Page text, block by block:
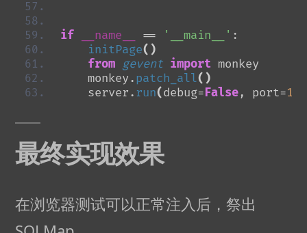
if __name__ == '__main__' :
initPage()
from gevent import monkey
    monkey.
patch_all()
    server.
run( debug= False , port=
最终实现效果
在浏览器测试可以正常注入后，祭出